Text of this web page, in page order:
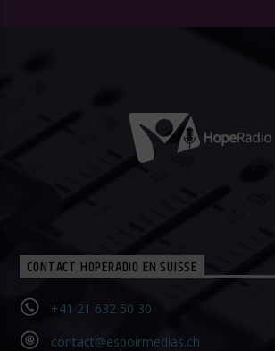
CONTACT HOPERADIO EN SUISSE
+41 21 632 50 30‬
contact@espoirmedias.ch